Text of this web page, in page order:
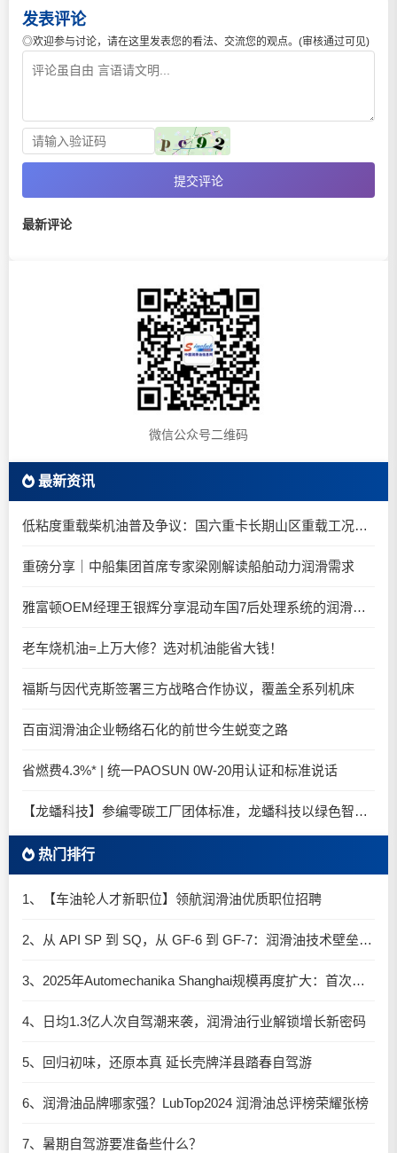
发表评论
◎欢迎参与讨论，请在这里发表您的看法、交流您的观点。(审核通过可见)
提交评论
最新评论
微信公众号二维码
最新资讯
低粘度重载柴机油普及争议：国六重卡长期山区重载工况是否适合0W-20柴油机油？
重磅分享｜中船集团首席专家梁刚解读船舶动力润滑需求
雅富顿OEM经理王银辉分享混动车国7后处理系统的润滑油要求
老车烧机油=上万大修？选对机油能省大钱！
福斯与因代克斯签署三方战略合作协议，覆盖全系列机床
百亩润滑油企业畅络石化的前世今生蜕变之路
省燃费4.3%* | 统一PAOSUN 0W-20用认证和标准说话
【龙蟠科技】参编零碳工厂团体标准，龙蟠科技以绿色智造锚定零碳未来
热门排行
1、【车油轮人才新职位】领航润滑油优质职位招聘
2、从 API SP 到 SQ，从 GF-6 到 GF-7：润滑油技术壁垒再升高，你准备好了吗？
3、2025年Automechanika Shanghai规模再度扩大：首次启用国家会展中心（上海）全部15个展馆
4、日均1.3亿人次自驾潮来袭，润滑油行业解锁增长新密码​
5、回归初味，还原本真 延长壳牌洋县踏春自驾游
6、润滑油品牌哪家强？LubTop2024 润滑油总评榜荣耀张榜
7、暑期自驾游要准备些什么？